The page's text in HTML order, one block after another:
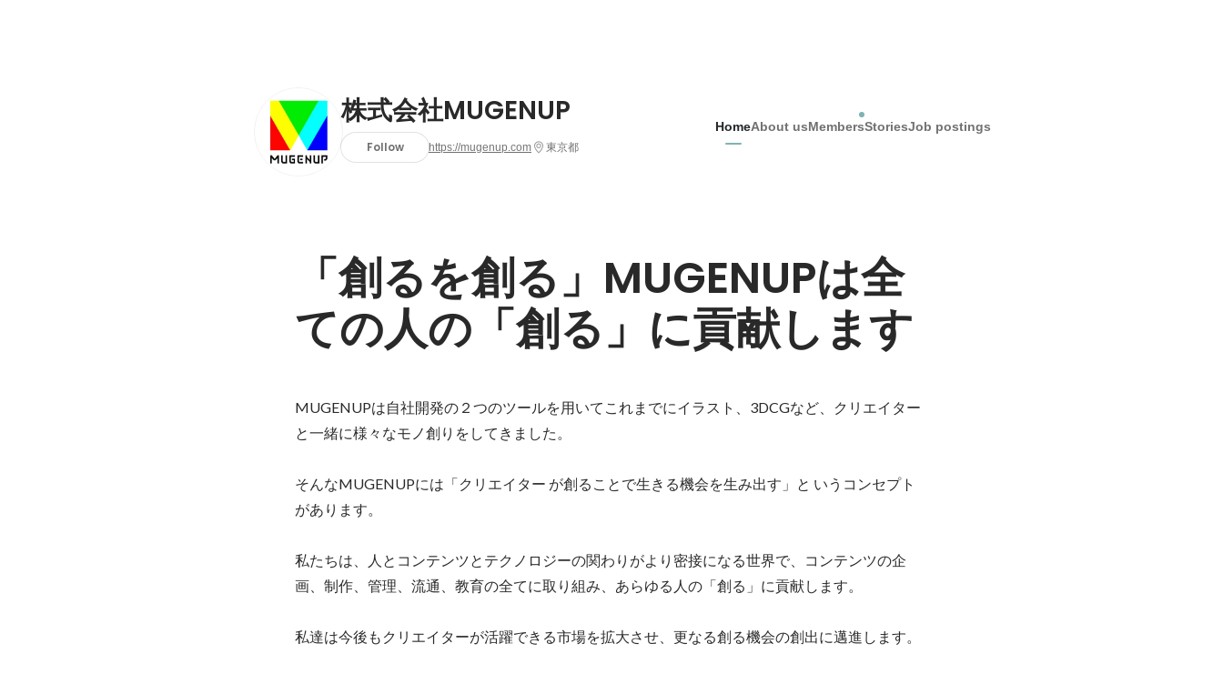
株式会社MUGENUP
Follow https://mugenup.com 東京都
HomeAbout usMembersStoriesJob postings
「創るを創る」MUGENUPは全
ての人の「創る」に貢献します
MUGENUPは自社開発の２つのツールを用いてこれまでにイラスト、3DCGなど、クリエイター
と一緒に様々なモノ創りをしてきました。
そんなMUGENUPには「クリエイター が創ることで生きる機会を生み出す」と いうコンセプト
があります。
私たちは、人とコンテンツとテクノロジーの関わりがより密接になる世界で、コンテンツの企
画、制作、管理、流通、教育の全てに取り組み、あらゆる人の「創る」に貢献します。
私達は今後もクリエイターが活躍できる市場を拡大させ、更なる創る機会の創出に邁進します。